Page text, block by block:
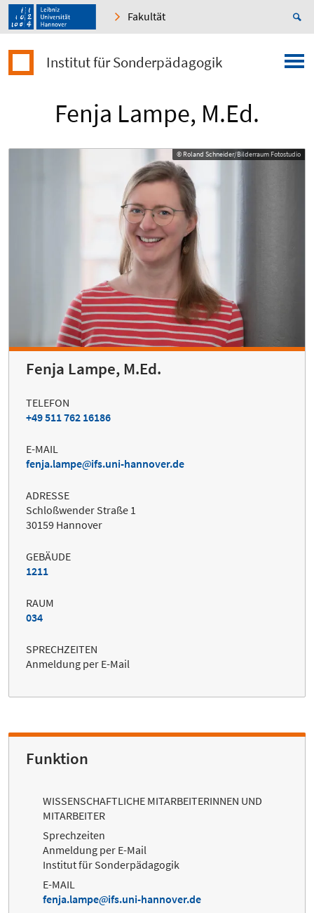
Fakultät
Institut für Sonderpädagogik
Fenja Lampe, M.Ed.
© Roland Schneider/Bilderraum Fotostudio
Fenja Lampe, M.Ed.
TELEFON
+49 511 762 16186
E-MAIL
fenja.lampe
ifs.uni-hannover.de
ADRESSE
Schloßwender Straße 1
30159 Hannover
GEBÄUDE
1211
RAUM
034
SPRECHZEITEN
Anmeldung per E-Mail
Funktion
WISSENSCHAFTLICHE MITARBEITERINNEN UND
MITARBEITER
Sprechzeiten
Anmeldung per E-Mail
Institut für Sonderpädagogik
E-MAIL
fenja.lampe
ifs.uni-hannover.de